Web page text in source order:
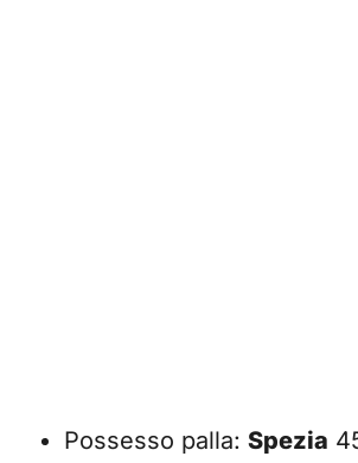
Possesso palla: Spezia